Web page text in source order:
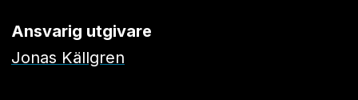
Ansvarig utgivare
Jonas Källgren